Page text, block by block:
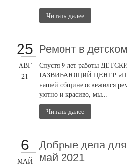
Читать далее
25
АВГ
21
Ремонт в
Спустя 9 лет работы
РАЗВИВАЮЩИЙ ЦЕНТР
нашей общине освежился
уютно и красиво, мы...
Читать далее
6
МАЙ
Добрые дела для
май 2021